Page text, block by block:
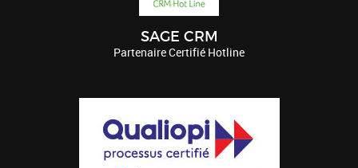
SAGE CRM
Partenaire Certifié Hotline